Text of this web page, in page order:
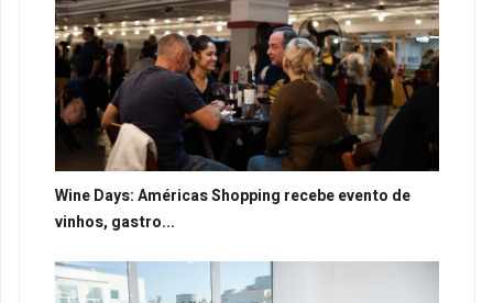
Wine Days: Américas Shopping recebe evento de
vinhos, gastro...